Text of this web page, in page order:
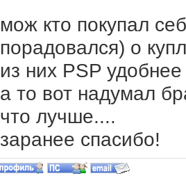
мож кто покупал
порадовался) о
из них PSP
а то вот надумал
что лучше....
заранее спасибо!